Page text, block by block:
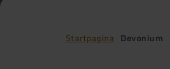
Startpagina Devonium